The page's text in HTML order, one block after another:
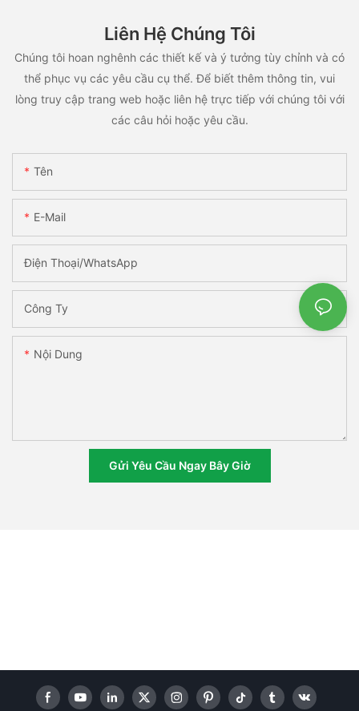
Liên Hệ Chúng Tôi
Chúng tôi hoan nghênh các thiết kế và ý tưởng tùy chỉnh và có
thể phục vụ các yêu cầu cụ thể. Để biết thêm thông tin, vui
lòng truy cập trang web hoặc liên hệ trực tiếp với chúng tôi với
các câu hỏi hoặc yêu cầu.
Tên
E-Mail
Điện Thoại/WhatsApp
Công Ty
Nội Dung
Gửi Yêu Cầu Ngay Bây Giờ